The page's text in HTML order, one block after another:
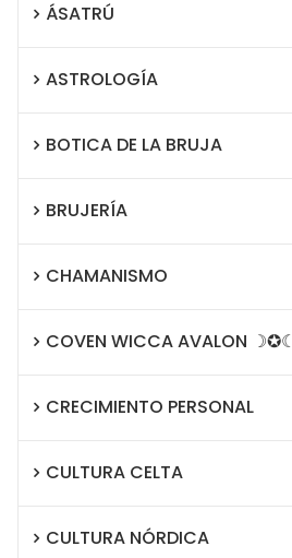
ÁSATRÚ
ASTROLOGÍA
BOTICA DE LA BRUJA
BRUJERÍA
CHAMANISMO
COVEN WICCA AVALON ☽✪☾
CRECIMIENTO PERSONAL
CULTURA CELTA
CULTURA NÓRDICA